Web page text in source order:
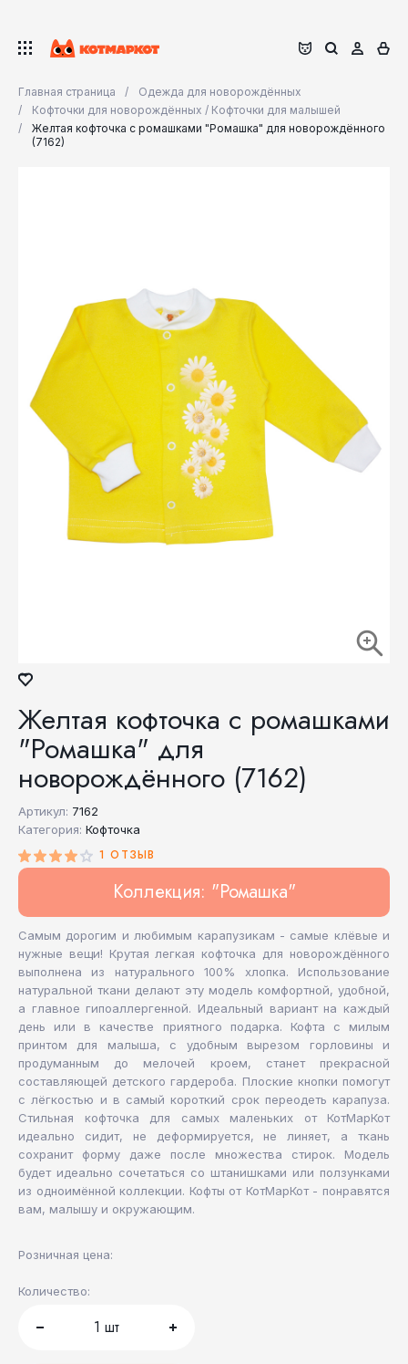
Главная страница
Одежда для новорождённых
Кофточки для новорождённых / Кофточки для малышей
Желтая кофточка с ромашками "Ромашка" для новорождённого
(7162)
Желтая кофточка с ромашками
"Ромашка" для
новорождённого (7162)
Артикул: 7162
Категория: Кофточка
1 ОТЗЫВ
Коллекция: "Ромашка"
Самым дорогим и любимым карапузикам - самые клёвые и
нужные вещи! Крутая легкая кофточка для новорождённого
выполнена из натурального 100% хлопка. Использование
натуральной ткани делают эту модель комфортной, удобной,
а главное гипоаллергенной. Идеальный вариант на каждый
день или в качестве приятного подарка. Кофта с милым
принтом для малыша, с удобным вырезом горловины и
продуманным до мелочей кроем, станет прекрасной
составляющей детского гардероба. Плоские кнопки помогут
с лёгкостью и в самый короткий срок переодеть карапуза.
Стильная кофточка для самых маленьких от КотМарКот
идеально сидит, не деформируется, не линяет, а ткань
сохранит форму даже после множества стирок. Модель
будет идеально сочетаться со штанишками или ползунками
из одноимённой коллекции. Кофты от КотМарКот - понравятся
вам, малышу и окружающим.
Розничная цена:
Количество:
1 шт